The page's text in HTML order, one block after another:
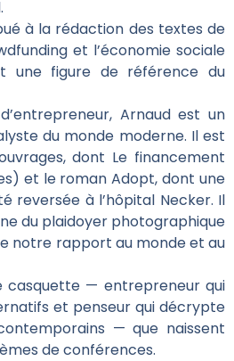
à la rédaction des textes de
et l’économie sociale
une figure de référence du
Arnaud est un
du monde moderne. Il est
dont Le financement
et le roman Adopt, dont une
reversée à l’hôpital Necker. Il
du plaidoyer photographique
notre rapport au monde et au
casquette — entrepreneur qui
et penseur qui décrypte
— que naissent
de conférences.